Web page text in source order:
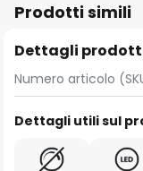
Prodotti simili
Dettagli
Numero articolo
Dettagli utili sul